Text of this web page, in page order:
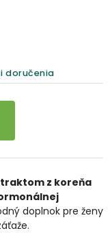
doručenia
z koreňa
doplnok pre ženy